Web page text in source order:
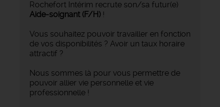
Rochefort Intérim recrute son/sa futur(e)
Aide-soignant (F/H) !
Vous souhaitez pouvoir travailler en fonction
de vos disponibilités ? Avoir un taux horaire
attractif ?
Nous sommes là pour vous permettre de
pouvoir allier vie personnelle et vie
professionnelle !